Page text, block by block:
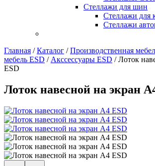
Стеллажи для шин
Стеллажи для
Стеллажи
Главная /Каталог /Производственная
мебель ESD / Акссессуары ESD /Лоток
ESD
Лоток навесной на экран